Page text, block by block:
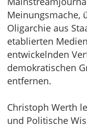
Meinungsmache,
Oligarchie aus
etablierten
entwickelnden
demokratischen
entfernen.
Christoph Werth
und Politische